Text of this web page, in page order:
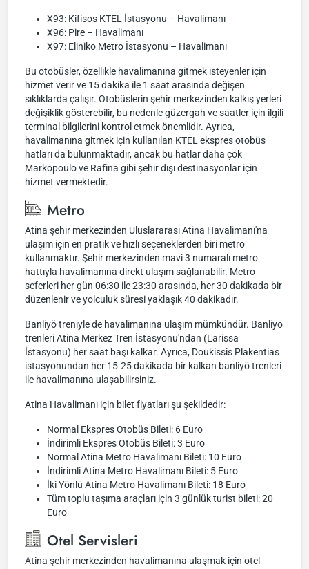
X93: Kifisos KTEL İstasyonu – Havalimanı
X96: Pire – Havalimanı
X97: Eliniko Metro İstasyonu – Havalimanı
Bu otobüsler, özellikle havalimanına gitmek isteyenler için
hizmet verir ve 15 dakika ile 1 saat arasında değişen
sıklıklarda çalışır. Otobüslerin şehir merkezinden kalkış yerleri
değişiklik gösterebilir, bu nedenle güzergah ve saatler için ilgili
terminal bilgilerini kontrol etmek önemlidir. Ayrıca,
havalimanına gitmek için kullanılan KTEL ekspres otobüs
hatları da bulunmaktadır, ancak bu hatlar daha çok
Markopoulo ve Rafina gibi şehir dışı destinasyonlar için
hizmet vermektedir.
Metro
Atina şehir merkezinden Uluslararası Atina Havalimanı'na
ulaşım için en pratik ve hızlı seçeneklerden biri metro
kullanmaktır. Şehir merkezinden mavi 3 numaralı metro
hattıyla havalimanına direkt ulaşım sağlanabilir. Metro
seferleri her gün 06:30 ile 23:30 arasında, her 30 dakikada bir
düzenlenir ve yolculuk süresi yaklaşık 40 dakikadır.
Banliyö treniyle de havalimanına ulaşım mümkündür. Banliyö
trenleri Atina Merkez Tren İstasyonu'ndan (Larissa
İstasyonu) her saat başı kalkar. Ayrıca, Doukissis Plakentias
istasyonundan her 15-25 dakikada bir kalkan banliyö trenleri
ile havalimanına ulaşabilirsiniz.
Atina Havalimanı için bilet fiyatları şu şekildedir:
Normal Ekspres Otobüs Bileti: 6 Euro
İndirimli Ekspres Otobüs Bileti: 3 Euro
Normal Atina Metro Havalimanı Bileti: 10 Euro
İndirimli Atina Metro Havalimanı Bileti: 5 Euro
İki Yönlü Atina Metro Havalimanı Bileti: 18 Euro
Tüm toplu taşıma araçları için 3 günlük turist bileti: 20
Euro
Otel Servisleri
Atina şehir merkezinden havalimanına ulaşmak için otel